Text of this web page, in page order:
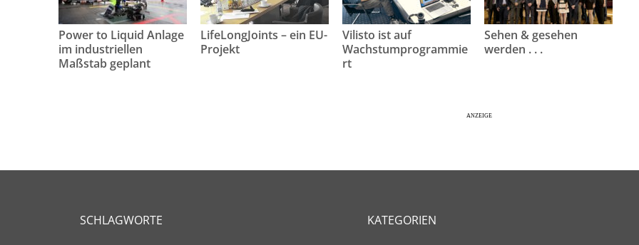
Power to Liquid Anlage
im industriellen
Maßstab geplant
LifeLongJoints – ein EU-
Projekt
Vilisto ist auf
Wachstumprogrammie
rt
Sehen & gesehen
werden . . .
SCHLAGWORTE KATEGORIEN